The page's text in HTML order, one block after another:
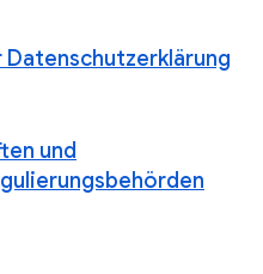
und